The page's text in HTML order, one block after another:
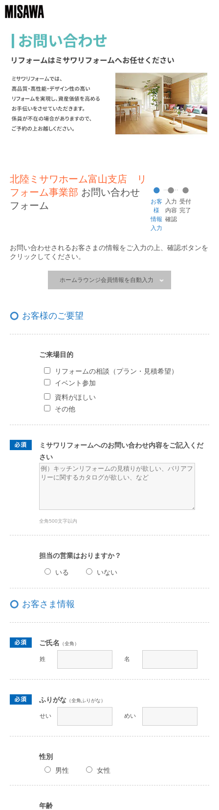
北陸ミサワホーム富山支店 リ
フォーム事業部 お問い合わせ
フォーム
お客
様
情報
入力
入力
内容
確認
受付
完了
お問い合わせされるお客さまの情報をご入力の上、 確認ボタンを
クリックしてください。
ホームラウンジ会員情報を自動入力
お客様のご要望
ご来場目的
リフォームの相談（プラン・見積希望）
イベント参加
資料がほしい
その他
ミサワリフォームへのお問い合わせ内容をご記入くだ
さい
全角500文字以内
担当の営業はおりますか？
いる いない
お客さま情報
ご氏名 （全角）
姓 名
ふりがな （全角ふりがな）
せい めい
性別
男性
女性
年齢